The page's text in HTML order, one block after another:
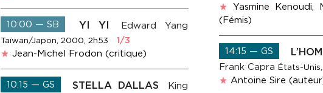
10:00 — SB YI YI Edward Yang
Taïwan/Japon, 2000, 2h53
1/3
Jean-Michel Frodon (critique)
10:15 — GS STELLA DALLAS
King
Yasmine Kenoudi,
(Fémis)
14:15 — GS
Frank Capra États-Unis,
Antoine Sire